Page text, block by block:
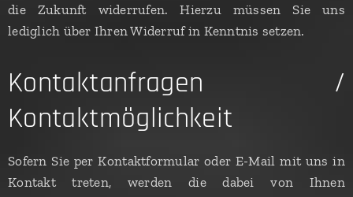
die Zukunft widerrufen. Hierzu müssen Sie uns
lediglich über Ihren Widerruf in Kenntnis setzen.
Kontaktanfragen /
Kontaktmöglichkeit
Sofern Sie per Kontaktformular oder E-Mail mit uns in
Kontakt treten, werden die dabei von Ihnen